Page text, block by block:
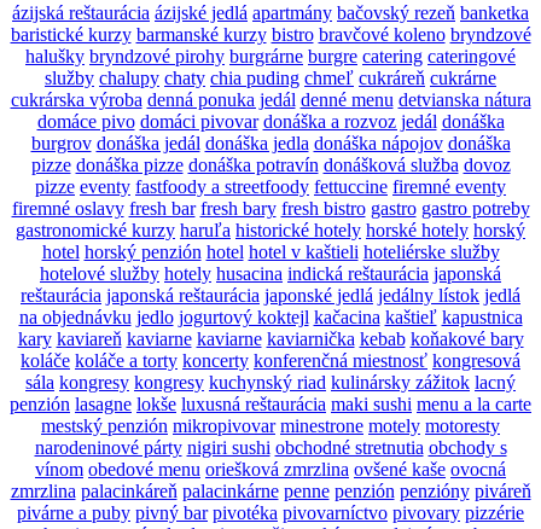
ázijská reštaurácia ázijské jedlá apartmány bačovský rezeň banketka
baristické kurzy barmanské kurzy bistro bravčové koleno bryndzové
halušky bryndzové pirohy burgrárne burgre catering cateringové
služby chalupy chaty chia puding chmeľ cukráreň cukrárne
cukrárska výroba denná ponuka jedál denné menu detvianska nátura
domáce pivo domáci pivovar donáška a rozvoz jedál donáška
burgrov donáška jedál donáška jedla donáška nápojov donáška
pizze donáška pizze donáška potravín donášková služba dovoz
pizze eventy fastfoody a streetfoody fettuccine firemné eventy
firemné oslavy fresh bar fresh bary fresh bistro gastro gastro potreby
gastronomické kurzy haruľa historické hotely horské hotely horský
hotel horský penzión hotel hotel v kaštieli hoteliérske služby
hotelové služby hotely husacina indická reštaurácia japonská
reštaurácia japonská reštaurácia japonské jedlá jedálny lístok jedlá
na objednávku jedlo jogurtový koktejl kačacina kaštieľ kapustnica
kary kaviareň kaviarne kaviarne kaviarnička kebab koňakové bary
koláče koláče a torty koncerty konferenčná miestnosť kongresová
sála kongresy kongresy kuchynský riad kulinársky zážitok lacný
penzión lasagne lokše luxusná reštaurácia maki sushi menu a la carte
mestský penzión mikropivovar minestrone motely motoresty
narodeninové párty nigiri sushi obchodné stretnutia obchody s
vínom obedové menu oriešková zmrzlina ovšené kaše ovocná
zmrzlina palacinkáreň palacinkárne penne penzión penzióny piváreň
pivárne a puby pivný bar pivotéka pivovarníctvo pivovary pizzérie